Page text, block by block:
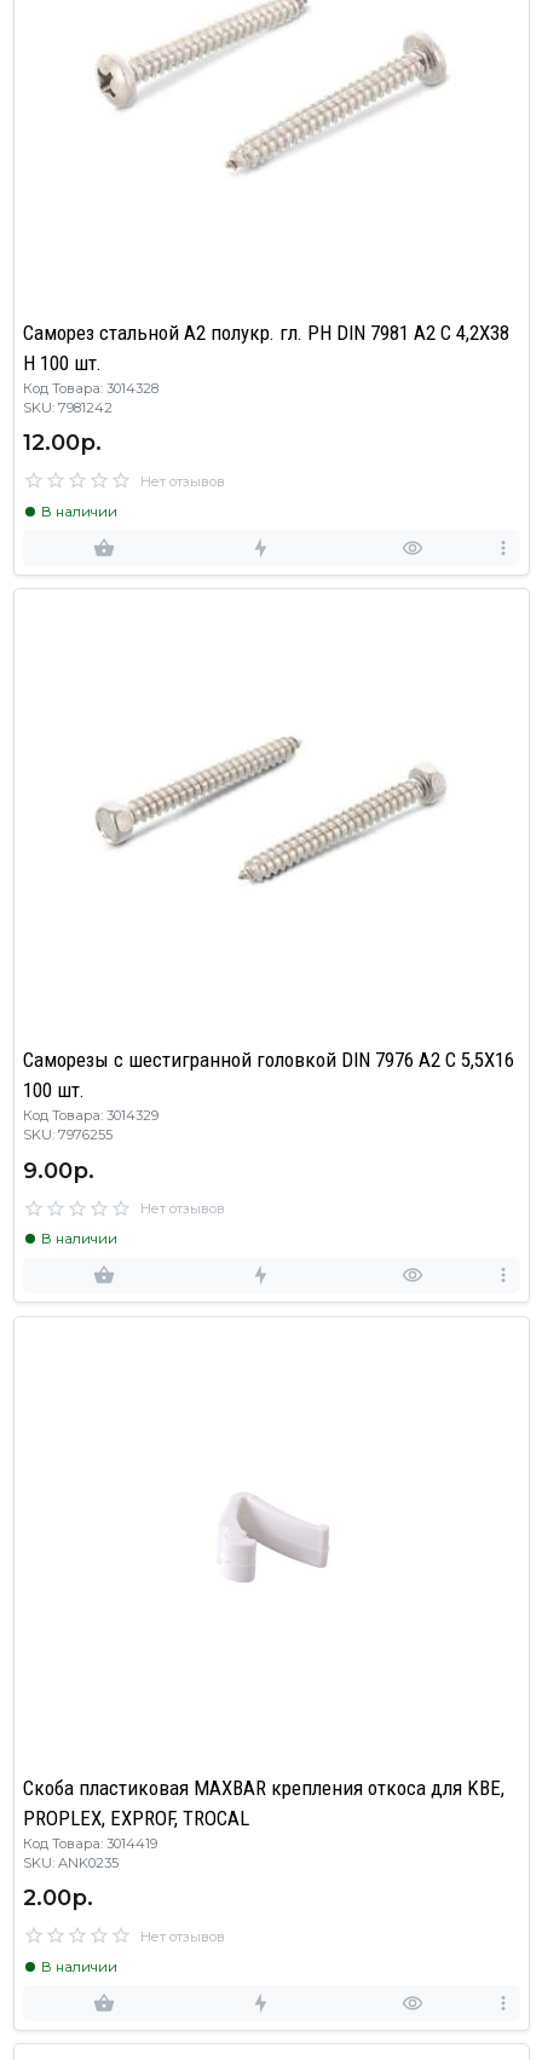
Саморез стальной А2 полукр. гл. РН DIN 7981 A2 C 4,2X38
H 100 шт.
Код Товара: 3014328
SKU: 7981242
12.00р.
Нет отзывов
В наличии
Саморезы с шестигранной головкой DIN 7976 A2 C 5,5X16
100 шт.
Код Товара: 3014329
SKU: 7976255
9.00р.
Нет отзывов
В наличии
Скоба пластиковая MAXBAR крепления откоса для KBE,
PROPLEX, EXPROF, TROCAL
Код Товара: 3014419
SKU: ANK0235
2.00р.
Нет отзывов
В наличии